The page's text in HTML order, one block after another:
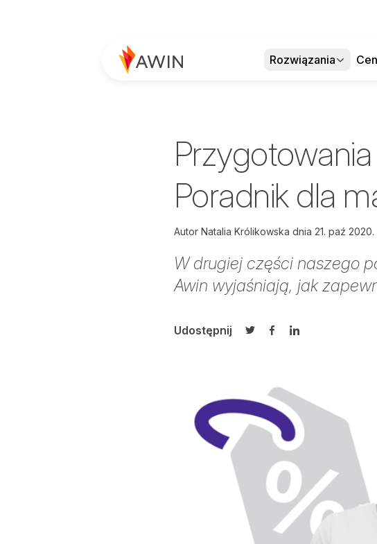
Rozwiązania
Poradnik dla
Autor Natalia Królikowska dnia 21. paź 2020.
W drugiej części naszego
Awin wyjaśniają, jak
Udostępnij
Udostępnij na Twitterze
Udostępnij na
Udostępnij na